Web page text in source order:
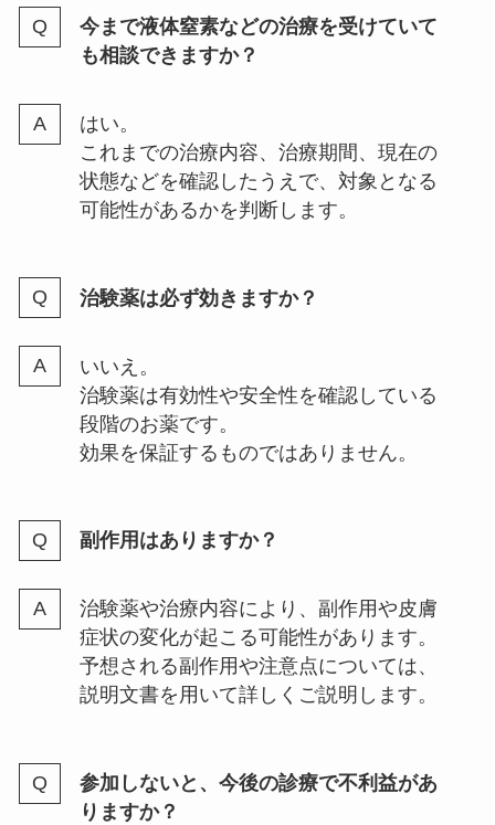
今まで液体窒素などの治療を受けていて
も相談できますか？
はい。
これまでの治療内容、治療期間、現在の
状態などを確認したうえで、対象となる
可能性があるかを判断します。
治験薬は必ず効きますか？
いいえ。
治験薬は有効性や安全性を確認している
段階のお薬です。
効果を保証するものではありません。
副作用はありますか？
治験薬や治療内容により、副作用や皮膚
症状の変化が起こる可能性があります。
予想される副作用や注意点については、
説明文書を用いて詳しくご説明します。
参加しないと、今後の診療で不利益があ
りますか？